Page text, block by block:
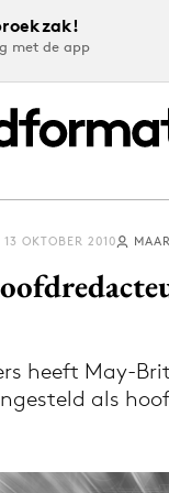
met de app
nieuws via
Nieuws app
13 OKTOBER 2010
heeft May-
als